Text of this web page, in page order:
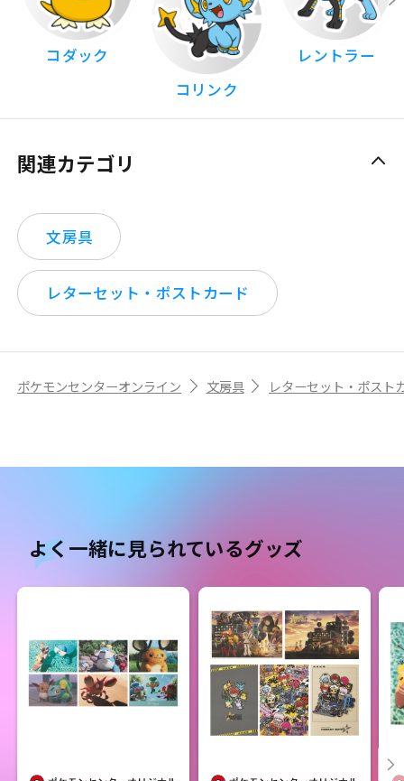
コダック
コリンク
レントラー
関連カテゴリ
文房具
レターセット・ポストカード
ポケモンセンターオンライン 文房具 レターセット・ポスト
よく一緒に見られているグッズ